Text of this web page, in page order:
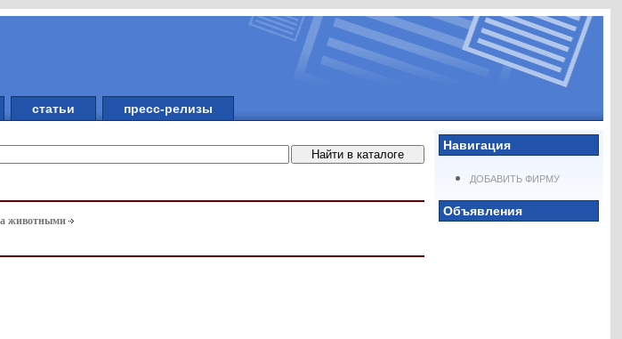
статьи пресс-релизы
Навигация
ДОБАВИТЬ ФИРМУ
Объявления
животными